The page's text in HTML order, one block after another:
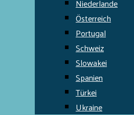
Niederlande
Österreich
Portugal
Schweiz
Slowakei
Spanien
Türkei
Ukraine